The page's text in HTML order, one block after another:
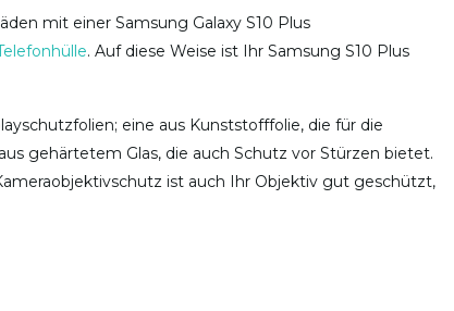
mit einer Samsung Galaxy S10 Plus
. Auf diese Weise ist Ihr Samsung S10 Plus
eine aus Kunststofffolie, die für die
gehärtetem Glas, die auch Schutz vor Stürzen bietet.
ist auch Ihr Objektiv gut geschützt,